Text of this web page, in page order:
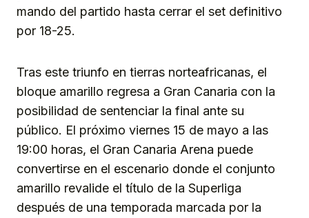
mando del partido hasta cerrar el set definitivo
por 18-25.
Tras este triunfo en tierras norteafricanas, el
bloque amarillo regresa a Gran Canaria con la
posibilidad de sentenciar la final ante su
público. El próximo viernes 15 de mayo a las
19:00 horas, el Gran Canaria Arena puede
convertirse en el escenario donde el conjunto
amarillo revalide el título de la Superliga
después de una temporada marcada por la